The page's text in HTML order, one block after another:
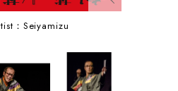
：Seiyamizu